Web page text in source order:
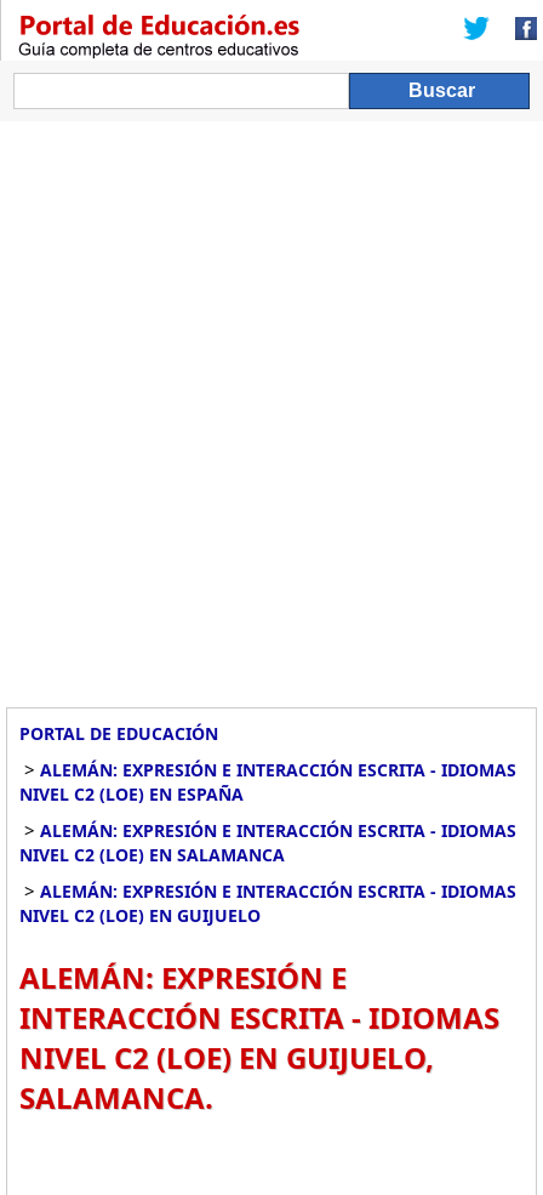
PORTAL DE EDUCACIÓN
> ALEMÁN: EXPRESIÓN E INTERACCIÓN ESCRITA - IDIOMAS
NIVEL C2 (LOE) EN ESPAÑA
> ALEMÁN: EXPRESIÓN E INTERACCIÓN ESCRITA - IDIOMAS
NIVEL C2 (LOE) EN SALAMANCA
> ALEMÁN: EXPRESIÓN E INTERACCIÓN ESCRITA - IDIOMAS
NIVEL C2 (LOE) EN GUIJUELO
ALEMÁN: EXPRESIÓN E
INTERACCIÓN ESCRITA - IDIOMAS
NIVEL C2 (LOE) EN GUIJUELO,
SALAMANCA.